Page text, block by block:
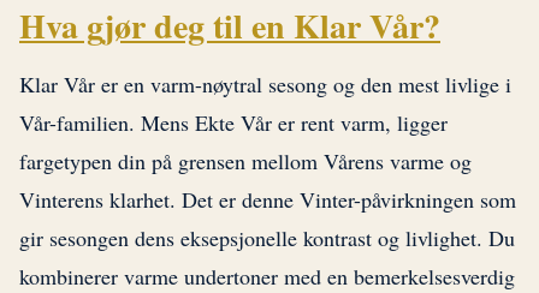
Hva gjør deg til en Klar Vår?
Klar Vår er en varm-nøytral sesong og den mest livlige i
Vår-familien. Mens Ekte Vår er rent varm, ligger
fargetypen din på grensen mellom Vårens varme og
Vinterens klarhet. Det er denne Vinter-påvirkningen som
gir sesongen dens eksepsjonelle kontrast og livlighet. Du
kombinerer varme undertoner med en bemerkelsesverdig